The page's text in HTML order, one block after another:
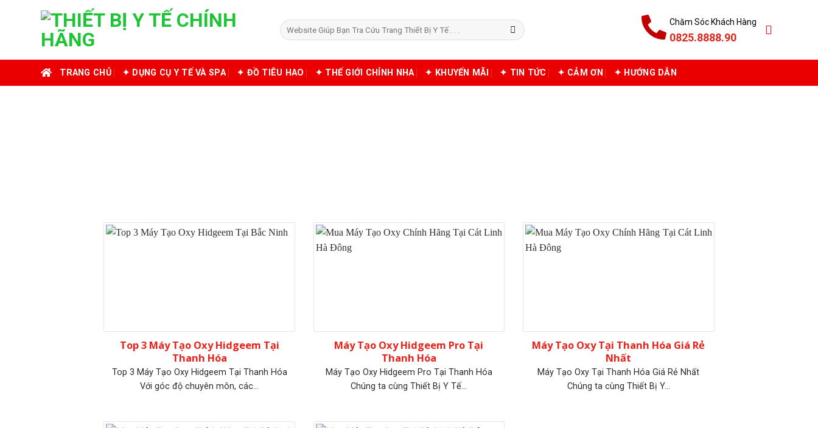
Tìm
kiếm:
Chăm Sóc Khách Hàng
0825.8888.90
TRANG CHỦ ✦ DỤNG CỤ Y TẾ VÀ SPA ✦ ĐỒ TIÊU HAO ✦ THẾ GIỚI CHỈNH NHA ✦ KHUYẾN MÃI ✦ TIN TỨC ✦ CẢM ƠN ✦ HƯỚNG DẪN
Top 3 Máy Tạo Oxy Hidgeem Tại
Thanh Hóa
Top 3 Máy Tạo Oxy Hidgeem Tại Thanh Hóa
Với góc độ chuyên môn, các...
Máy Tạo Oxy Hidgeem Pro Tại
Thanh Hóa
Máy Tạo Oxy Hidgeem Pro Tại Thanh Hóa
Chúng ta cùng Thiết Bị Y Tế...
Máy Tạo Oxy Tại Thanh Hóa Giá Rẻ
Nhất
Máy Tạo Oxy Tại Thanh Hóa Giá Rẻ Nhất
Chúng ta cùng Thiết Bị Y...